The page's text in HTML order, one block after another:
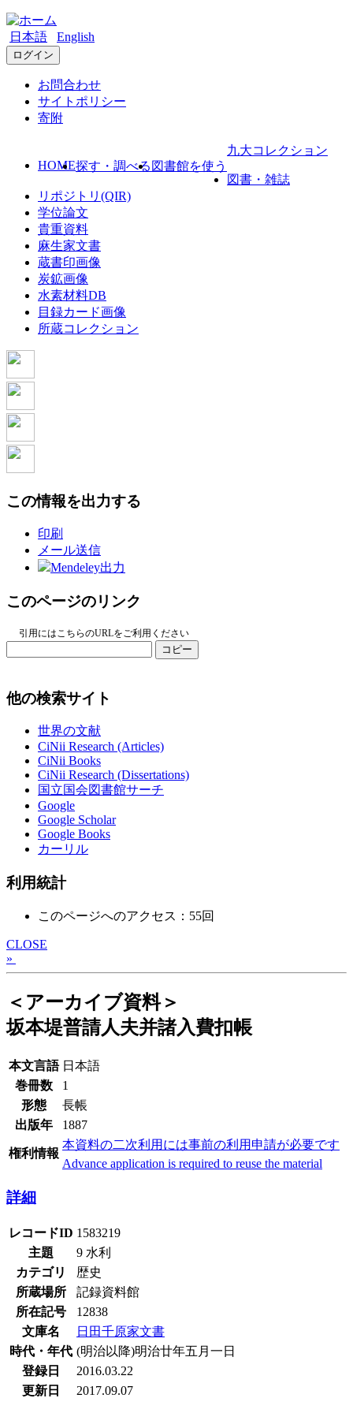
日本語 English
ログイン
お問合わせ
サイトポリシー
寄附
HOME探す・調べる 図書館を使う
九大コレクション
図書・雑誌
リポジトリ(QIR)
学位論文
貴重資料
麻生家文書
蔵書印画像
炭鉱画像
水素材料DB
目録カード画像
所蔵コレクション
この情報を出力する
印刷
メール送信
Mendeley出力
このページのリンク
引用にはこちらのURLをご利用ください
コピー
他の検索サイト
世界の文献
CiNii Research (Articles)
CiNii Books
CiNii Research (Dissertations)
国立国会図書館サーチ
Google
Google Scholar
Google Books
カーリル
利用統計
このページへのアクセス：55回
CLOSE
»
＜アーカイブ資料＞
坂本堤普請人夫并諸入費扣帳
本文言語 日本語
巻冊数
1
形態
長帳
出版年
1887
権利情報
本資料の二次利用には事前の利用申請が必要です
Advance application is required to reuse the material
詳細
レコードID 1583219
主題
9 水利
カテゴリ
歴史
所蔵場所
記録資料館
所在記号
12838
文庫名
日田千原家文書
時代・年代 (明治以降)明治廿年五月一日
登録日
2016.03.22
更新日
2017.09.07